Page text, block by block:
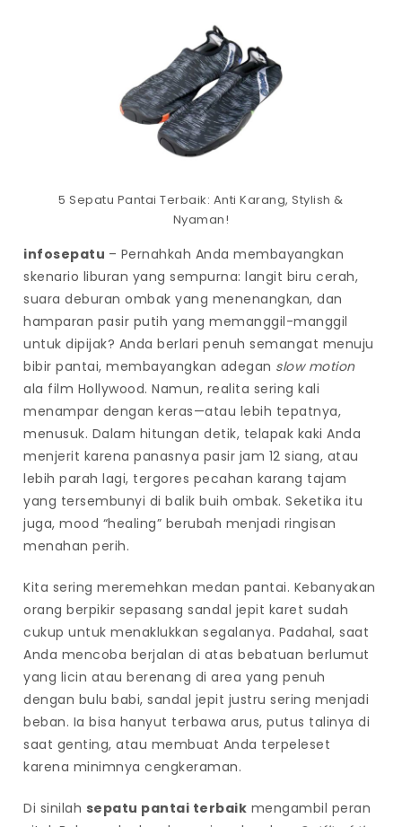
5 Sepatu Pantai Terbaik: Anti Karang, Stylish &
Nyaman!
infosepatu – Pernahkah Anda membayangkan
skenario liburan yang sempurna: langit biru cerah,
suara deburan ombak yang menenangkan, dan
hamparan pasir putih yang memanggil-manggil
untuk dipijak? Anda berlari penuh semangat menuju
bibir pantai, membayangkan adegan slow motion
ala film Hollywood. Namun, realita sering kali
menampar dengan keras—atau lebih tepatnya,
menusuk. Dalam hitungan detik, telapak kaki Anda
menjerit karena panasnya pasir jam 12 siang, atau
lebih parah lagi, tergores pecahan karang tajam
yang tersembunyi di balik buih ombak. Seketika itu
juga, mood “healing” berubah menjadi ringisan
menahan perih.
Kita sering meremehkan medan pantai. Kebanyakan
orang berpikir sepasang sandal jepit karet sudah
cukup untuk menaklukkan segalanya. Padahal, saat
Anda mencoba berjalan di atas bebatuan berlumut
yang licin atau berenang di area yang penuh
dengan bulu babi, sandal jepit justru sering menjadi
beban. Ia bisa hanyut terbawa arus, putus talinya di
saat genting, atau membuat Anda terpeleset
karena minimnya cengkeraman.
Di sinilah sepatu pantai terbaik mengambil peran